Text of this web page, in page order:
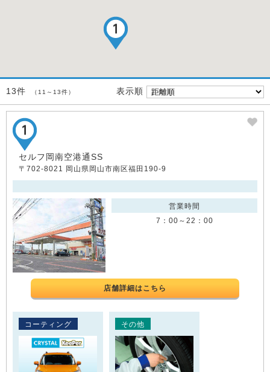
13件 （11～13件） 表示順
セルフ岡南空港通SS
〒702-8021 岡山県岡山市南区福田190-9
営業時間
7：00～22：00
店舗詳細はこちら
コーティング その他